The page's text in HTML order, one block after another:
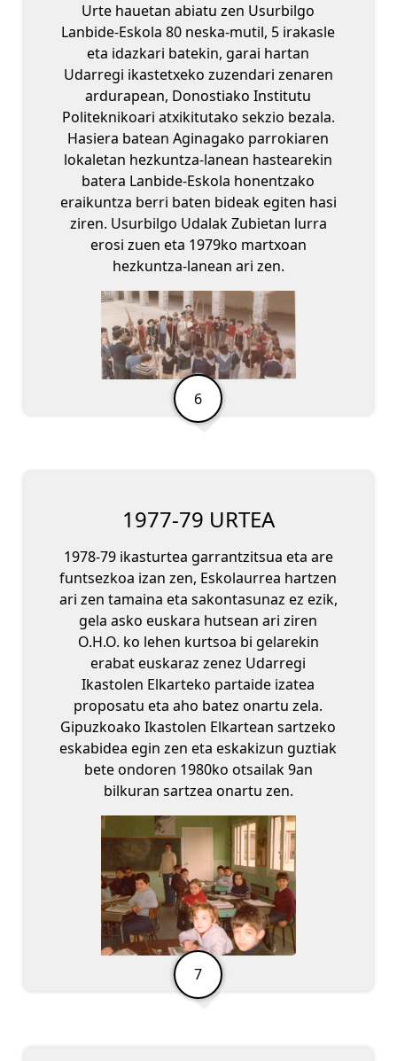
Urte hauetan abiatu zen Usurbilgo
Lanbide-Eskola 80 neska-mutil, 5 irakasle
eta idazkari batekin, garai hartan
Udarregi ikastetxeko zuzendari zenaren
ardurapean, Donostiako Institutu
Politeknikoari atxikitutako sekzio bezala.
Hasiera batean Aginagako parrokiaren
lokaletan hezkuntza-lanean hastearekin
batera Lanbide-Eskola honentzako
eraikuntza berri baten bideak egiten hasi
ziren. Usurbilgo Udalak Zubietan lurra
erosi zuen eta 1979ko martxoan
hezkuntza-lanean ari zen.
1977-79 URTEA
1978-79 ikasturtea garrantzitsua eta are
funtsezkoa izan zen, Eskolaurrea hartzen
ari zen tamaina eta sakontasunaz ez ezik,
gela asko euskara hutsean ari ziren
O.H.O. ko lehen kurtsoa bi gelarekin
erabat euskaraz zenez Udarregi
Ikastolen Elkarteko partaide izatea
proposatu eta aho batez onartu zela.
Gipuzkoako Ikastolen Elkartean sartzeko
eskabidea egin zen eta eskakizun guztiak
bete ondoren 1980ko otsailak 9an
bilkuran sartzea onartu zen.